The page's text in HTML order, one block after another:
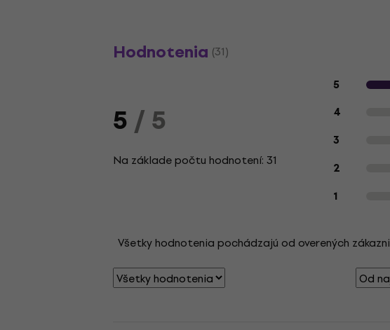
Hodnotenia (31)
5/ 5
Na základe počtu hodnotení: 31
5
4
3
2
1
Všetky hodnotenia pochádzajú od overených